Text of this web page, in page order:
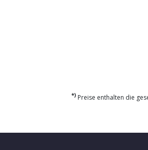
*)Preise enthalten die